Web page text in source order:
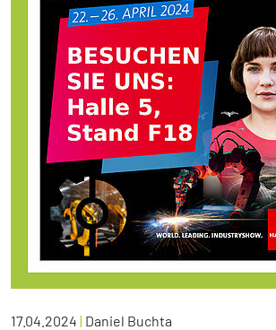
17.04.2024 | Daniel Buchta